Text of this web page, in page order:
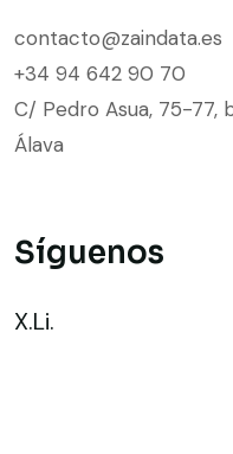
contacto@zaindata.es
+34 94 642 90 70
C/ Pedro Asua, 75-77,
Álava
Síguenos
X.Li.